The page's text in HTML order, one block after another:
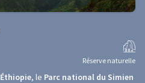
Réserve naturelle
Éthiopie, le Parc national du Simien